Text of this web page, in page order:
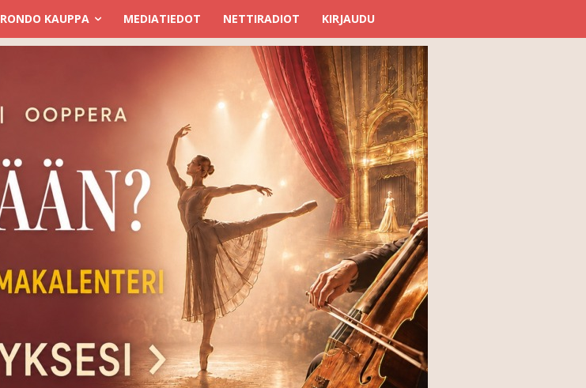
RONDO KAUPPA MEDIATIEDOT NETTIRADIOT KIRJAUDU